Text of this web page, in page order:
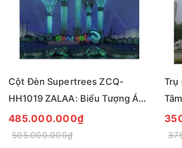
Cột Đèn Supertrees ZCQ-
HH1019 ZALAA: Biểu Tượng Ánh
Sáng Cho Đại Đô Thị
485.000.000₫
505.000.000₫
Trụ